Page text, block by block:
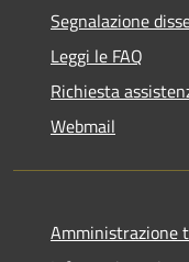
Segnalazione
Leggi le FAQ
Richiesta
Webmail
Amministrazione